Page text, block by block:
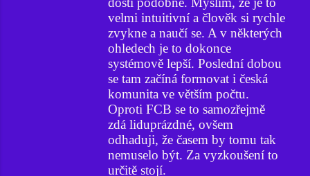
velmi intuitivní a člověk si rychle
zvykne a naučí se. A v některých
ohledech je to dokonce
systémově lepší. Poslední dobou
se tam začíná formovat i česká
komunita ve větším počtu.
Oproti FCB se to samozřejmě
zdá liduprázdné, ovšem
odhaduji, že časem by tomu tak
nemuselo být. Za vyzkoušení to
určitě stojí.